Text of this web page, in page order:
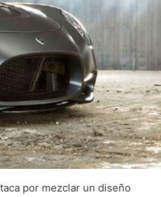
por mezclar un diseño